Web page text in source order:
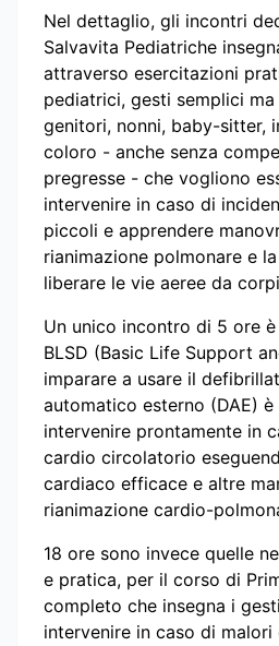
Nel dettaglio, gli incontri
Salvavita Pediatriche
attraverso esercitazioni
pediatrici, gesti semplici
genitori, nonni, baby-sitter,
coloro - anche senza
pregresse - che vogliono
intervenire in caso di
piccoli e apprendere
rianimazione polmonare e
liberare le vie aeree da
Un unico incontro di 5 ore
BLSD (Basic Life Support
imparare a usare il
automatico esterno (DAE)
intervenire prontamente in
cardio circolatorio
cardiaco efficace e altre
rianimazione cardio-
18 ore sono invece quelle
e pratica, per il corso di
completo che insegna i
intervenire in caso di malori